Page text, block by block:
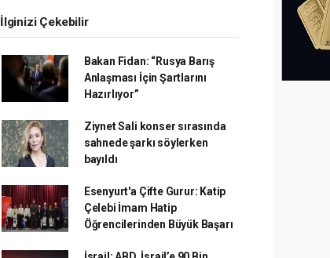
İlginizi Çekebilir
Bakan Fidan: “Rusya Barış
Anlaşması İçin Şartlarını
Hazırlıyor”
Ziynet Sali konser sırasında
sahnede şarkı söylerken
bayıldı
Esenyurt'a Çifte Gurur: Katip
Çelebi İmam Hatip
Öğrencilerinden Büyük Başarı